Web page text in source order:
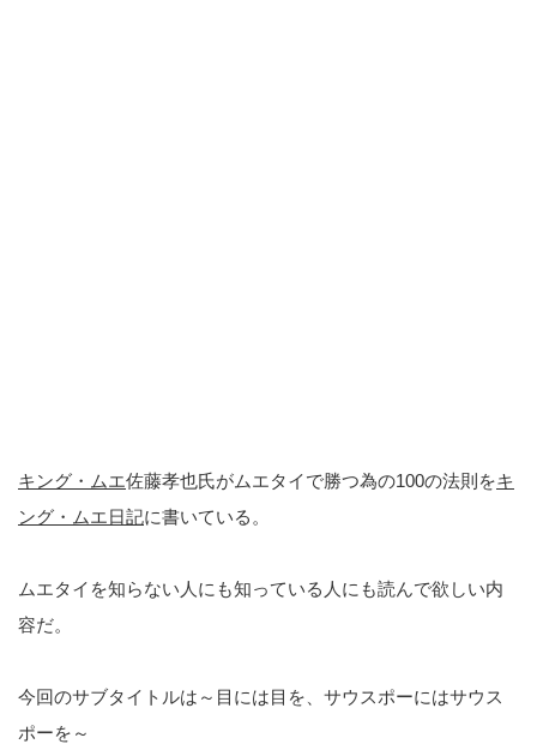
キング・ムエ佐藤孝也氏がムエタイで勝つ為の100の法則をキ
ング・ムエ日記に書いている。
ムエタイを知らない人にも知っている人にも読んで欲しい内
容だ。
今回のサブタイトルは～目には目を、サウスポーにはサウス
ポーを～